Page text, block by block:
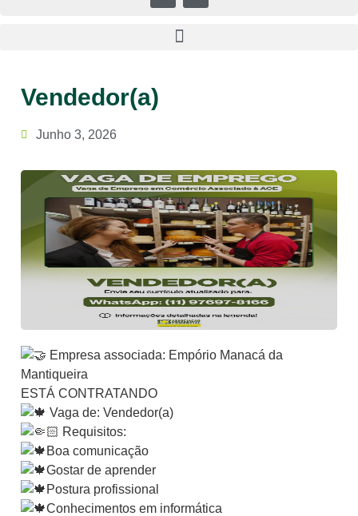
Vendedor(a)
Junho 3, 2026
Empresa associada: Empório Manacá da
Mantiqueira
ESTÁ CONTRATANDO
Vaga de: Vendedor(a)
Requisitos:
Boa comunicação
Gostar de aprender
Postura profissional
Conhecimentos em informática